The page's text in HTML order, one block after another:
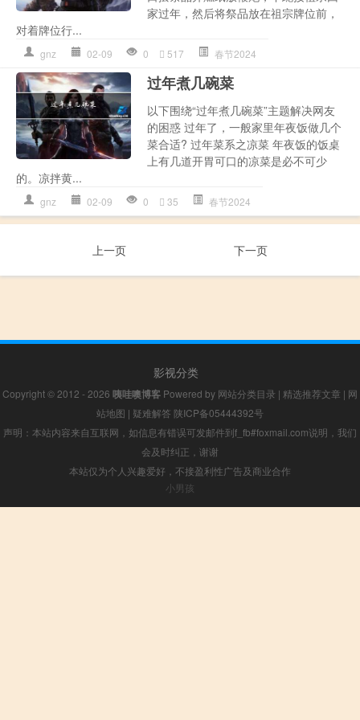
家过年，然后将祭品放在祖宗牌位前，
对着牌位行...
gnz 02-09 0 517 春节2024
过年煮几碗菜
以下围绕“过年煮几碗菜”主题解决网友
的困惑 过年了，一般家里年夜饭做几个
菜合适? 过年菜系之凉菜 年夜饭的饭桌
上有几道开胃可口的凉菜是必不可少
的。凉拌黄...
gnz 02-09 0 35 春节2024
上一页 下一页
影视分类
Copyright © 2012 - 2026 咦哇噢博客 Powered by 网站分类目录 | 精选推荐文章 | 网
站地图 | 疑难解答 陕ICP备05444392号
声明：本站内容来自互联网，如信息有错误可发邮件到f_fb#foxmail.com说明，我们
会及时纠正，谢谢
本站仅为个人兴趣爱好，不接盈利性广告及商业合作
小男孩